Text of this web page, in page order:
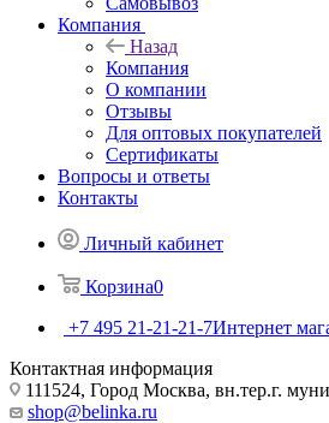
Компания
Назад
Компания
О компании
Отзывы
Для оптовых покупателей
Сертификаты
Вопросы и ответы
Контакты
Личный кабинет
Корзина0
+7 495 21-21-21-7Интернет
Контактная информация
111524, Город Москва, вн.тер.г.
shop@belinka.ru